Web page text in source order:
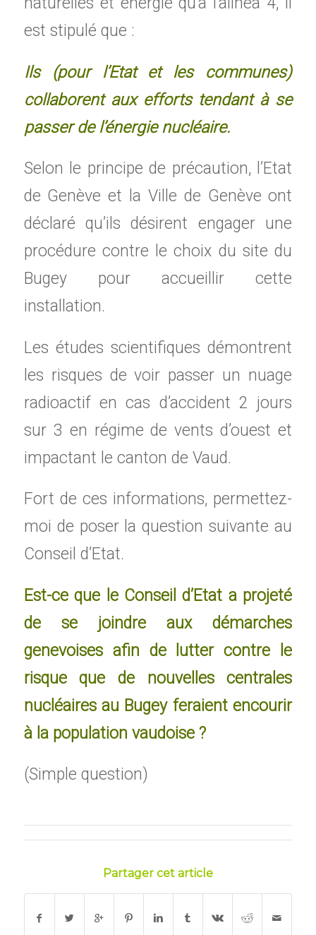
est stipulé que :
Ils (pour l’Etat et les communes)
collaborent aux efforts tendant à se
passer de l’énergie nucléaire.
Selon le principe de précaution, l’Etat
de Genève et la Ville de Genève ont
déclaré qu’ils désirent engager une
procédure contre le choix du site du
Bugey pour accueillir cette
installation.
Les études scientifiques démontrent
les risques de voir passer un nuage
radioactif en cas d’accident 2 jours
sur 3 en régime de vents d’ouest et
impactant le canton de Vaud.
Fort de ces informations, permettez-
moi de poser la question suivante au
Conseil d’Etat.
Est-ce que le Conseil d’Etat a projeté
de se joindre aux démarches
genevoises afin de lutter contre le
risque que de nouvelles centrales
nucléaires au Bugey feraient encourir
à la population vaudoise ?
(Simple question)
Partager cet article